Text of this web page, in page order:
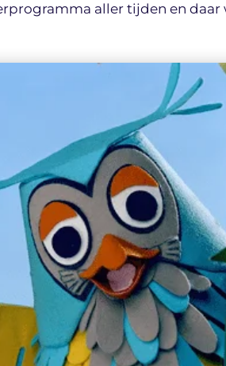
aller tijden en daar